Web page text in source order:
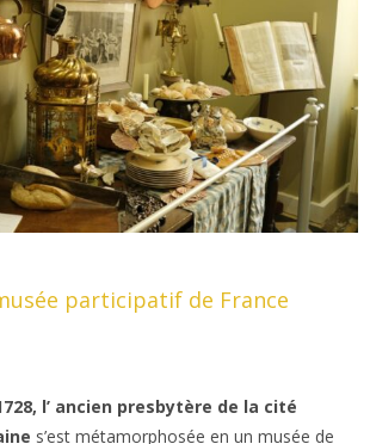
participatif de France
l’ ancien presbytère de la cité
s’est métamorphosée en un musée de